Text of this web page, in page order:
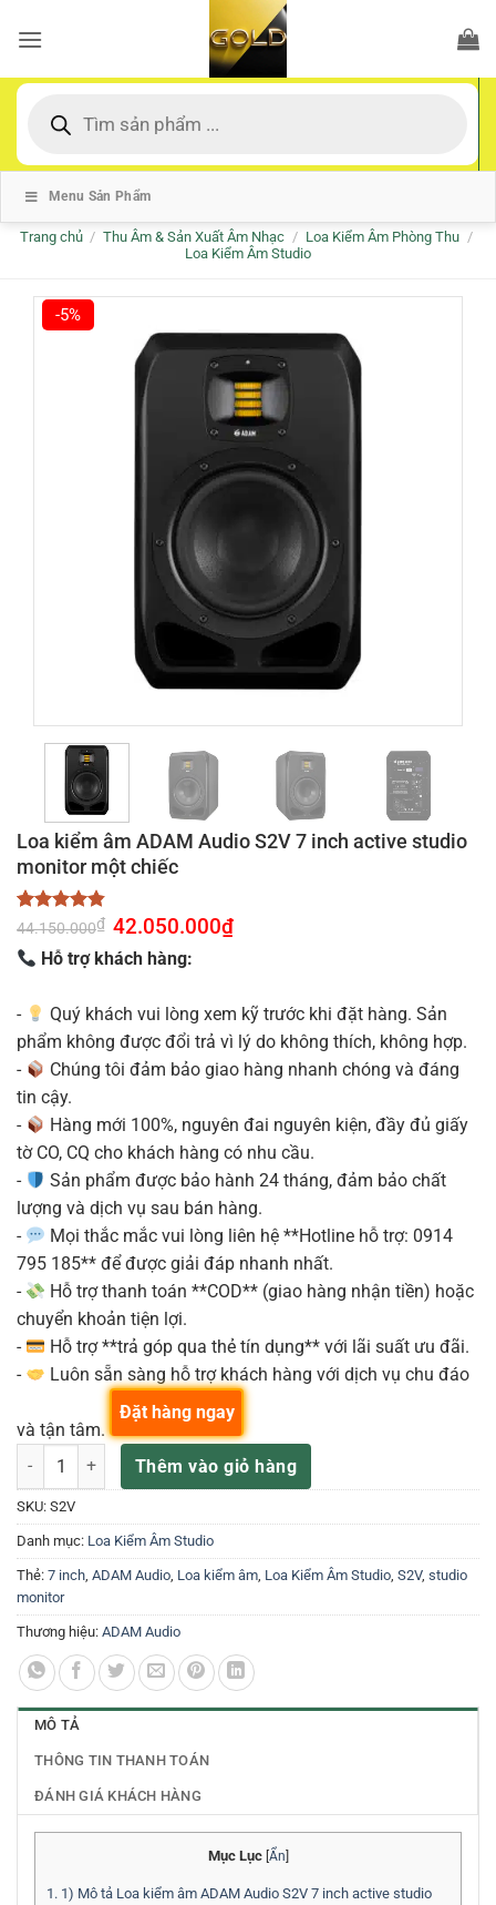
qua
dung
kiếm
Menu Sản Phẩm
Trang chủ / Thu Âm & Sản Xuất Âm Nhạc / Loa Kiểm Âm Phòng Thu /
Loa Kiểm Âm Studio
-5%
Loa kiểm âm ADAM Audio S2V 7 inch active studio
monitor một chiếc
4.83trên 5
6
đánh giá
44.150.000₫ Giá
gốc
là:
44.150.000₫.
42.050.000₫Giá
Hỗ trợ khách hàng:
-
Quý khách vui lòng xem kỹ trước khi đặt hàng. Sản
phẩm không được đổi trả vì lý do không thích, không hợp.
-
Chúng tôi đảm bảo giao hàng nhanh chóng và đáng
tin cậy.
-
Hàng mới 100%, nguyên đai nguyên kiện, đầy đủ giấy
tờ CO, CQ cho khách hàng có nhu cầu.
-
Sản phẩm được bảo hành 24 tháng, đảm bảo chất
lượng và dịch vụ sau bán hàng.
-
Mọi thắc mắc vui lòng liên hệ **Hotline hỗ trợ: 0914
795 185** để được giải đáp nhanh nhất.
-
Hỗ trợ thanh toán **COD** (giao hàng nhận tiền) hoặc
chuyển khoản tiện lợi.
-
Hỗ trợ **trả góp qua thẻ tín dụng** với lãi suất ưu đãi.
-
Luôn sẵn sàng hỗ trợ khách hàng với dịch vụ chu đáo
và tận tâm.
Loa kiểm âm ADAM Audio S2V 7 inch active studio monitor một
Thêm vào giỏ hàng
Đặt hàng ngay
SKU: S2V
Danh mục: Loa Kiểm Âm Studio
Thẻ: 7 inch, ADAM Audio, Loa kiểm âm, Loa Kiểm Âm Studio, S2V, studio
monitor
Thương hiệu: ADAM Audio
MÔ TẢ
THÔNG TIN THANH TOÁN
ĐÁNH GIÁ KHÁCH HÀNG
Mục Lục [Ẩn]
1. 1) Mô tả Loa kiểm âm ADAM Audio S2V 7 inch active studio